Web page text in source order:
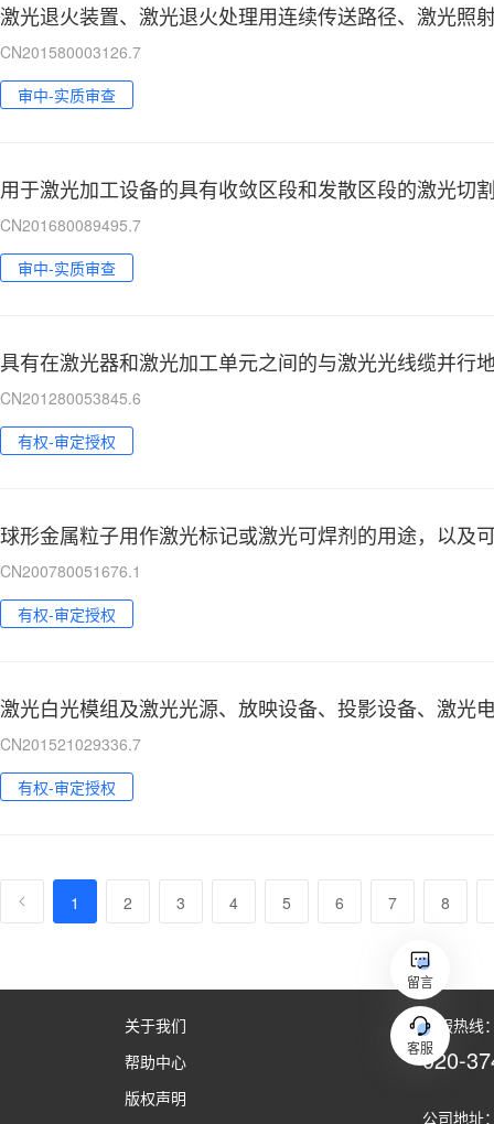
激光退火装置、激光退火处理用连续传送路径、激光照
CN201580003126.7
审中-实质审查
CN201680089495.7
审中-实质审查
具有在激光器和激光加工单元之间的与激光光线缆并行
CN201280053845.6
有权-审定授权
球形金属粒子用作激光标记或激光可焊剂的用途，以及
CN200780051676.1
有权-审定授权
激光白光模组及激光光源、放映设备、投影设备、激光
CN201521029336.7
有权-审定授权
1 2 3 4 5 6 7 8
留言
客服
关于我们
帮助中心
版权声明
客服热线
020-
公司地址